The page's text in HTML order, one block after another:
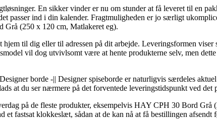
En sikker vinder er nu om stunder at få leveret til en
passer ind i din kalender. Fragtmuligheden er jo særligt
(250 x 120 cm, Matlakeret eg).
til dig eller til adressen på dit arbejde. Leveringsformen viser
vil dog utvivlsomt være at hente produkterne selv, men
borde -|| Designer spiseborde er naturligvis særdeles
at du ser nærmere på det forventede leveringstidspunkt ved det
på de fleste produkter, eksempelvis HAY CPH 30 Bord Grå
fastsat klokkeslæt, sådan at de kan nå at få bestillingen afsendt